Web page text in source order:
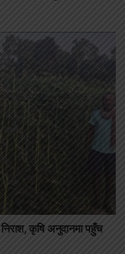
कृषि अनुदानमा पहुँच